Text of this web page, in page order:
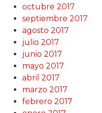
octubre 2017
septiembre 2017
agosto 2017
julio 2017
junio 2017
mayo 2017
abril 2017
marzo 2017
febrero 2017